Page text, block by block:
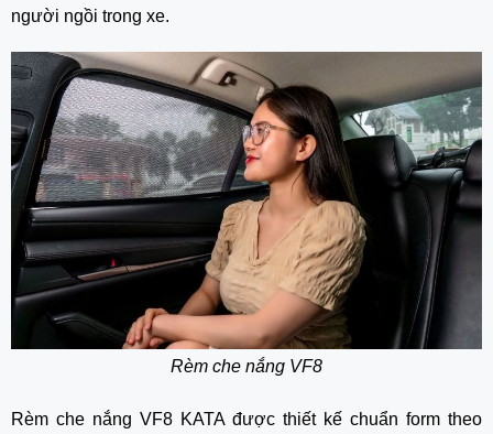
người ngồi trong xe.
Rèm che nắng VF8
Rèm che nắng VF8 KATA được thiết kế chuẩn form theo